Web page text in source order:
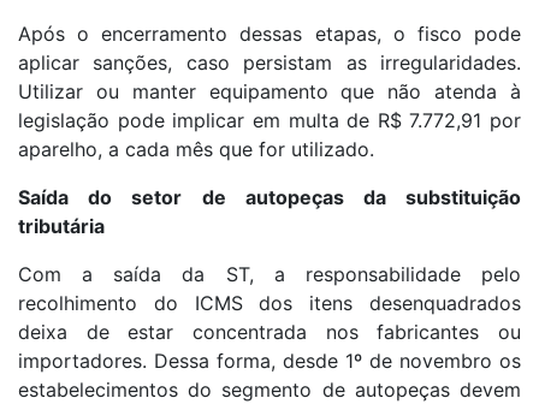
Após o encerramento dessas etapas, o fisco pode
aplicar sanções, caso persistam as irregularidades.
Utilizar ou manter equipamento que não atenda à
legislação pode implicar em multa de R$ 7.772,91 por
aparelho, a cada mês que for utilizado.
Saída do setor de autopeças da substituição
tributária
Com a saída da ST, a responsabilidade pelo
recolhimento do ICMS dos itens desenquadrados
deixa de estar concentrada nos fabricantes ou
importadores. Dessa forma, desde 1º de novembro os
estabelecimentos do segmento de autopeças devem